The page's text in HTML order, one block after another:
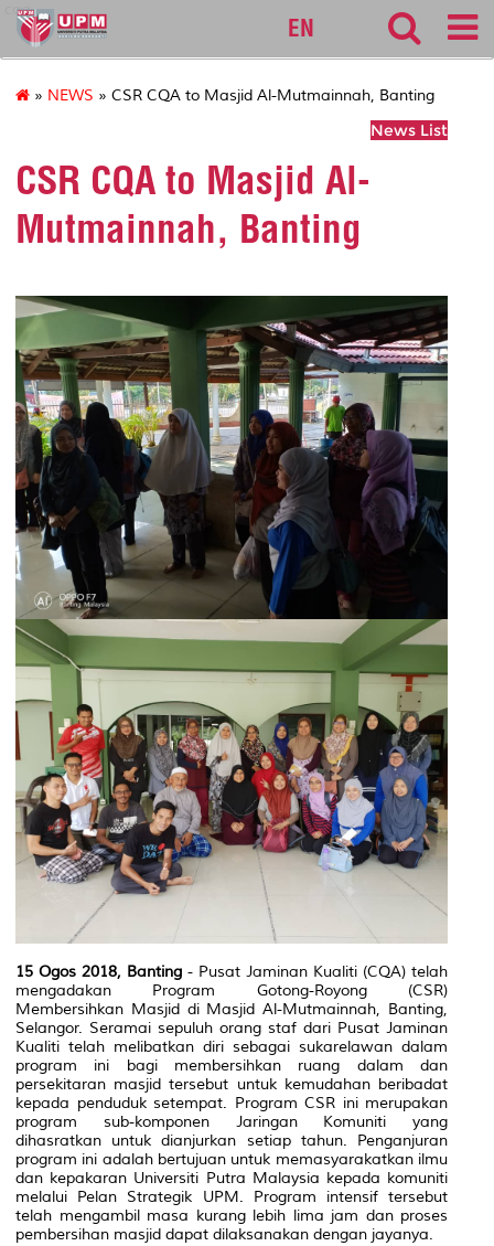
cqa
EN
» NEWS » CSR CQA to Masjid Al-Mutmainnah, Banting
News List
CSR CQA to Masjid Al-
Mutmainnah, Banting
15 Ogos 2018, Banting - Pusat Jaminan Kualiti (CQA) telah
mengadakan Program Gotong-Royong (CSR)
Membersihkan Masjid di Masjid Al-Mutmainnah, Banting,
Selangor. Seramai sepuluh orang staf dari Pusat Jaminan
Kualiti telah melibatkan diri sebagai sukarelawan dalam
program ini bagi membersihkan ruang dalam dan
persekitaran masjid tersebut untuk kemudahan beribadat
kepada penduduk setempat. Program CSR ini merupakan
program sub-komponen Jaringan Komuniti yang
dihasratkan untuk dianjurkan setiap tahun. Penganjuran
program ini adalah bertujuan untuk memasyarakatkan ilmu
dan kepakaran Universiti Putra Malaysia kepada komuniti
melalui Pelan Strategik UPM. Program intensif tersebut
telah mengambil masa kurang lebih lima jam dan proses
pembersihan masjid dapat dilaksanakan dengan jayanya.